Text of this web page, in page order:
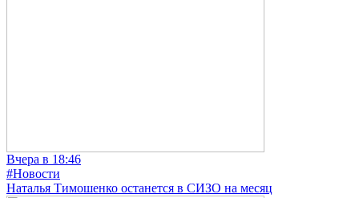
Вчера в 18:46
#Новости
Наталья Тимошенко останется в СИЗО на месяц